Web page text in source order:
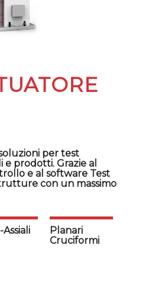
per test
e prodotti. Grazie al
e al software Test
con un massimo
Planari
Cruciformi